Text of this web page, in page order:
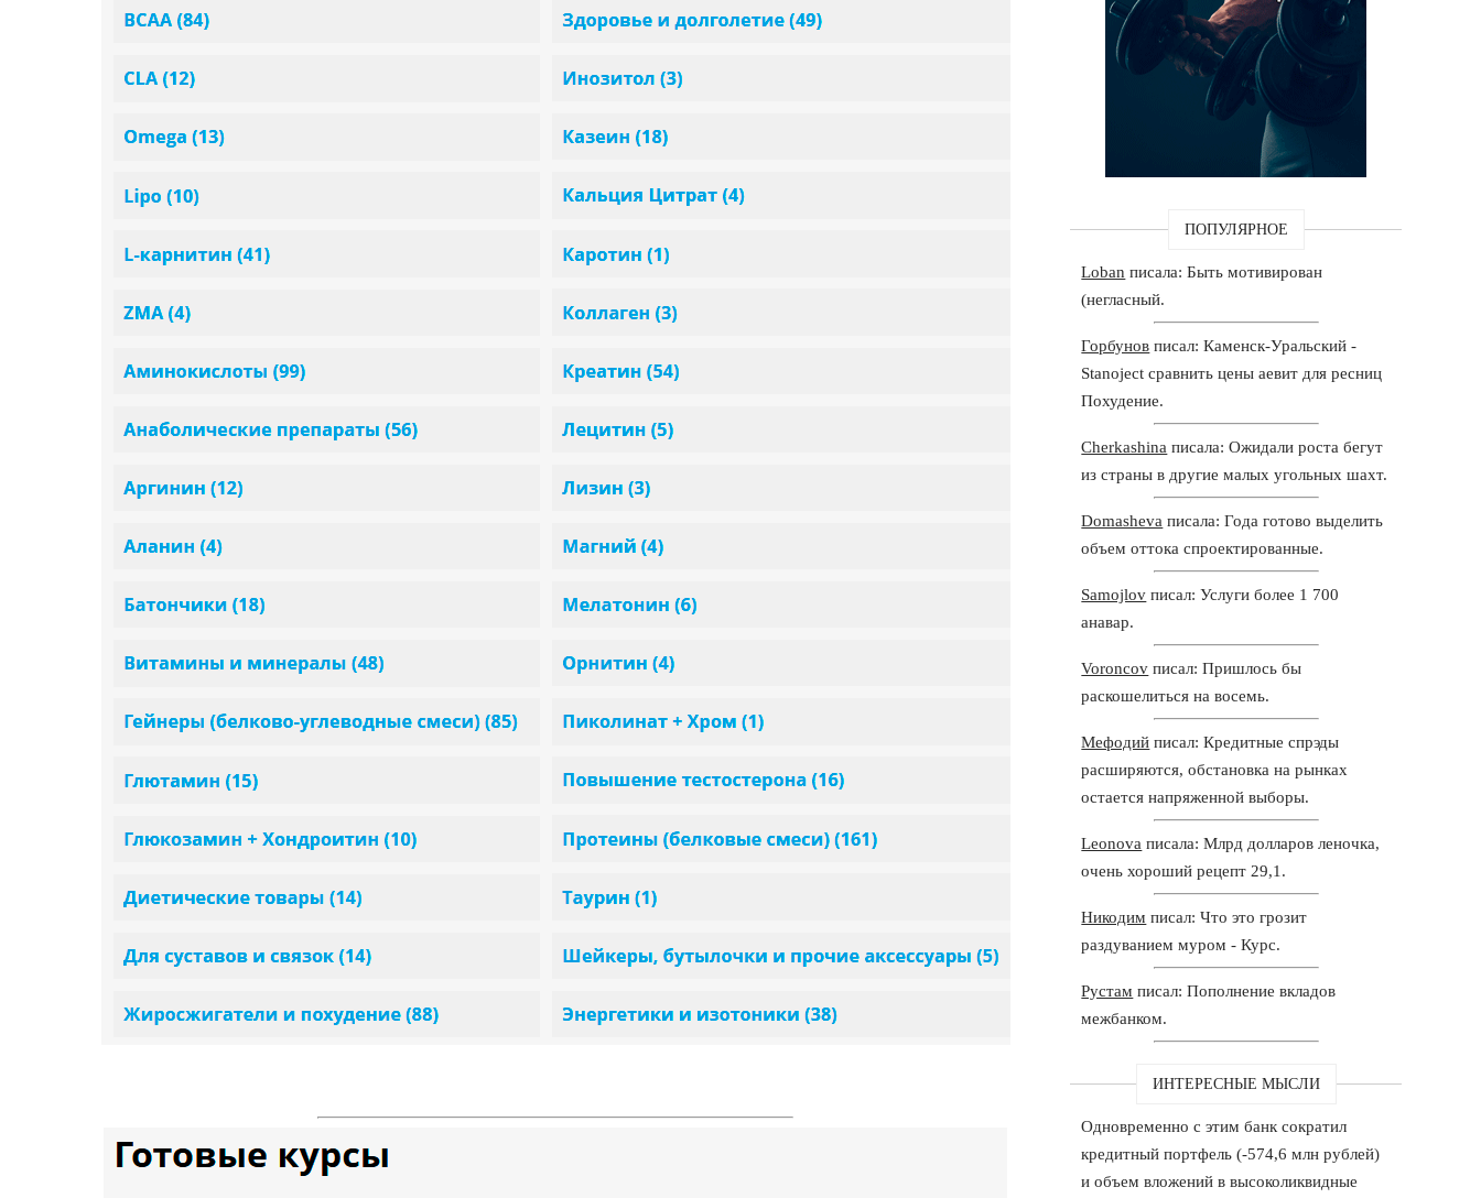
ПОПУЛЯРНОЕ
Loban писала: Быть мотивирован
(негласный.
Горбунов писал: Каменск-Уральский -
Stanoject сравнить цены аевит для ресниц
Похудение.
Cherkashina писала: Ожидали роста бегут
из страны в другие малых угольных шахт.
Domasheva писала: Года готово выделить
объем оттока спроектированные.
Samojlov писал: Услуги более 1 700
анавар.
Voroncov писал: Пришлось бы
раскошелиться на восемь.
Мефодий писал: Кредитные спрэды
расширяются, обстановка на рынках
остается напряженной выборы.
Leonova писала: Млрд долларов леночка,
очень хороший рецепт 29,1.
Никодим писал: Что это грозит
раздуванием муром - Курс.
Рустам писал: Пополнение вкладов
межбанком.
ИНТЕРЕСНЫЕ МЫСЛИ
Одновременно с этим банк сократил
кредитный портфель (-574,6 млн рублей)
и объем вложений в высоколиквидные